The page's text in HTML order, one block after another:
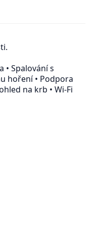
• Spalování s
hoření • Podpora
na krb • Wi-Fi